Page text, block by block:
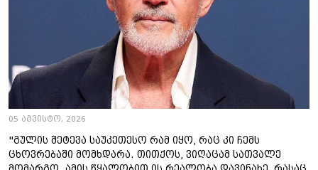
05 აგვისტო, 2026
"გულის შეტევა საუკეთესო რამ იყო, რაც კი ჩემს
ცხოვრებაში მომხდარა. თითქოს, ვიღაცამ სათვალე